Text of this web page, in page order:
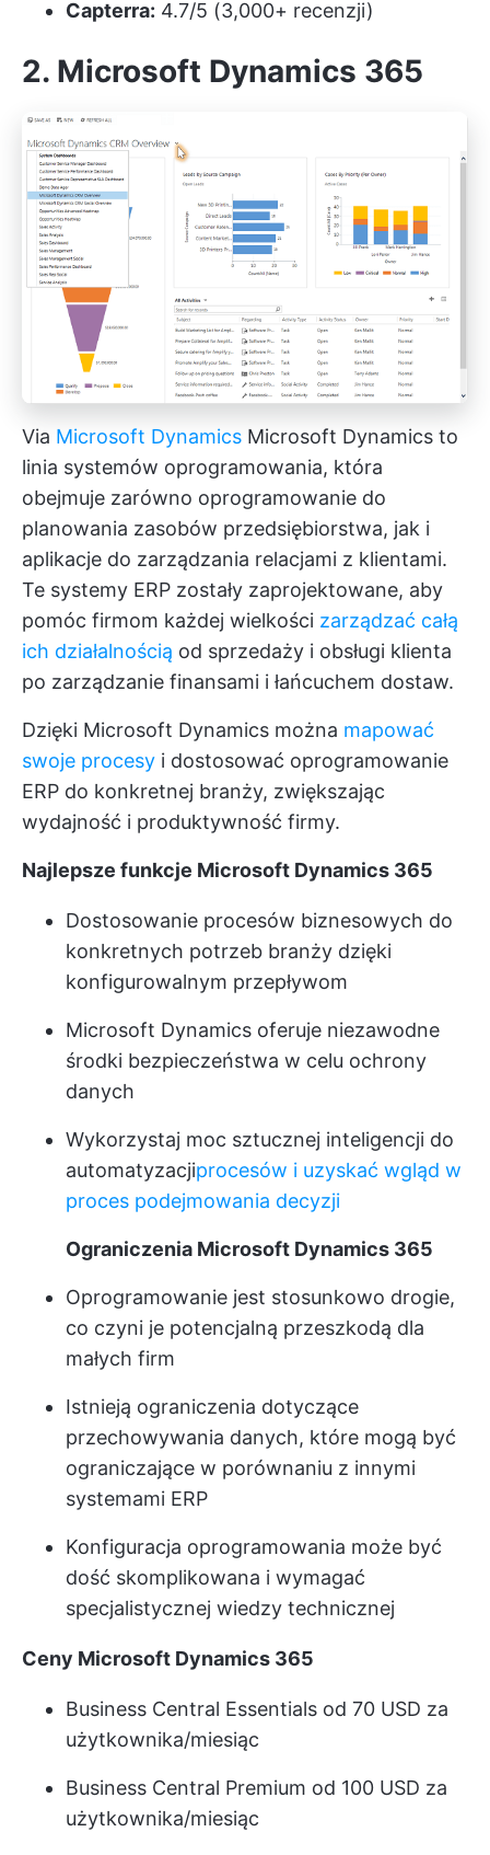
Capterra: 4.7/5 (3,000+ recenzji)
2. Microsoft Dynamics 365
Via Microsoft Dynamics Microsoft Dynamics to
linia systemów oprogramowania, która
obejmuje zarówno oprogramowanie do
planowania zasobów przedsiębiorstwa, jak i
aplikacje do zarządzania relacjami z klientami.
Te systemy ERP zostały zaprojektowane, aby
pomóc firmom każdej wielkości zarządzać całą
ich działalnością od sprzedaży i obsługi klienta
po zarządzanie finansami i łańcuchem dostaw.
Dzięki Microsoft Dynamics można mapować
swoje procesy i dostosować oprogramowanie
ERP do konkretnej branży, zwiększając
wydajność i produktywność firmy.
Najlepsze funkcje Microsoft Dynamics 365
Dostosowanie procesów biznesowych do
konkretnych potrzeb branży dzięki
konfigurowalnym przepływom
Microsoft Dynamics oferuje niezawodne
środki bezpieczeństwa w celu ochrony
danych
Wykorzystaj moc sztucznej inteligencji do
automatyzacjiprocesów i uzyskać wgląd w
proces podejmowania decyzji
Ograniczenia Microsoft Dynamics 365
Oprogramowanie jest stosunkowo drogie,
co czyni je potencjalną przeszkodą dla
małych firm
Istnieją ograniczenia dotyczące
przechowywania danych, które mogą być
ograniczające w porównaniu z innymi
systemami ERP
Konfiguracja oprogramowania może być
dość skomplikowana i wymagać
specjalistycznej wiedzy technicznej
Ceny Microsoft Dynamics 365
Business Central Essentials od 70 USD za
użytkownika/miesiąc
Business Central Premium od 100 USD za
użytkownika/miesiąc